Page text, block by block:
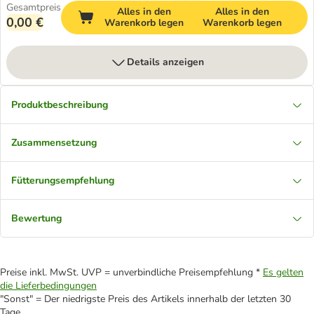
Gesamtpreis
0,00 €
Alles in den
Warenkorb legen
Alles in den
Warenkorb legen
Details anzeigen
Produktbeschreibung
Zusammensetzung
Fütterungsempfehlung
Bewertung
Preise inkl. MwSt. UVP = unverbindliche Preisempfehlung * Es gelten
die Lieferbedingungen
"Sonst" = Der niedrigste Preis des Artikels innerhalb der letzten 30